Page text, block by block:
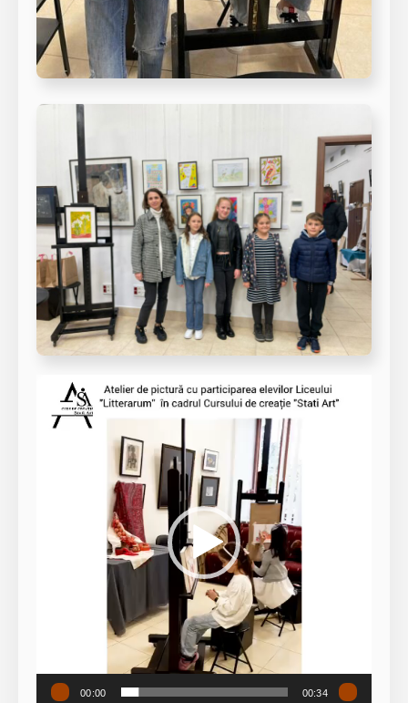
Player
video
00:00 00:34